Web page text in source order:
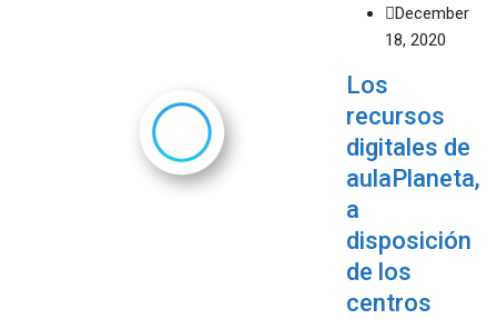
December
18, 2020
Los
recursos
digitales de
aulaPlaneta,
a
disposición
de los
centros